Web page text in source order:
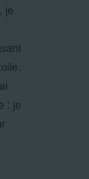
je
: je